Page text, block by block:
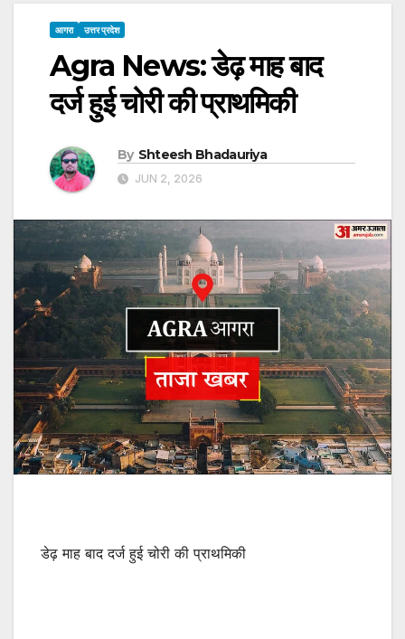
आगरा उत्तर प्रदेश
Agra News: डेढ़ माह बाद
दर्ज हुई चोरी की प्राथमिकी
By Shteesh Bhadauriya
JUN 2, 2026
डेढ़ माह बाद दर्ज हुई चोरी की प्राथमिकी